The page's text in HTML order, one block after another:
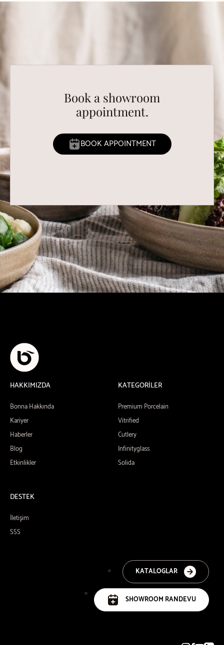
Book a showroom
appointment.
BOOK APPOINTMENT
HAKKIMIZDA
Bonna Hakkında
Kariyer
Haberler
Blog
Etkinlikler
KATEGORİLER
Premium Porcelain
Vitrified
Cutlery
Infinityglass
Solida
DESTEK
İletişim
SSS
KATALOGLAR
SHOWROOM RANDEVU